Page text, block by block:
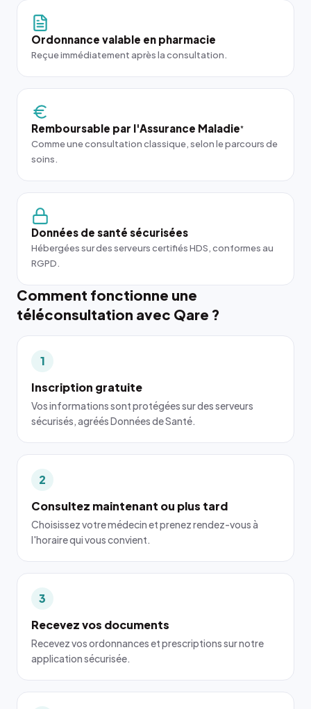
Ordonnance valable en pharmacie
Reçue immédiatement après la consultation.
Remboursable par l'Assurance Maladie*
Comme une consultation classique, selon le parcours de
soins.
Données de santé sécurisées
Hébergées sur des serveurs certifiés HDS, conformes au
RGPD.
Comment fonctionne une
téléconsultation avec Qare ?
1
Inscription gratuite
Vos informations sont protégées sur des serveurs
sécurisés, agréés Données de Santé.
2
Consultez maintenant ou plus tard
Choisissez votre médecin et prenez rendez-vous à
l'horaire qui vous convient.
3
Recevez vos documents
Recevez vos ordonnances et prescriptions sur notre
application sécurisée.